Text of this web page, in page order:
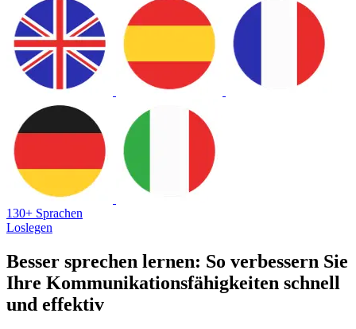
130+ Sprachen
Loslegen
Besser sprechen lernen: So verbessern Sie
Ihre Kommunikationsfähigkeiten schnell
und effektiv